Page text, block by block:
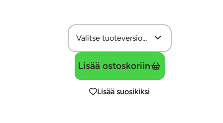
Lisää ostoskoriin
Lisää suosikiksi